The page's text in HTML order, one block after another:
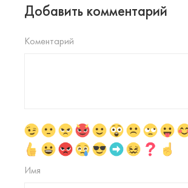
Добавить комментарий
Коментарий
Имя